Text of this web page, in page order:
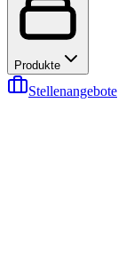
Produkte
Stellenangebote